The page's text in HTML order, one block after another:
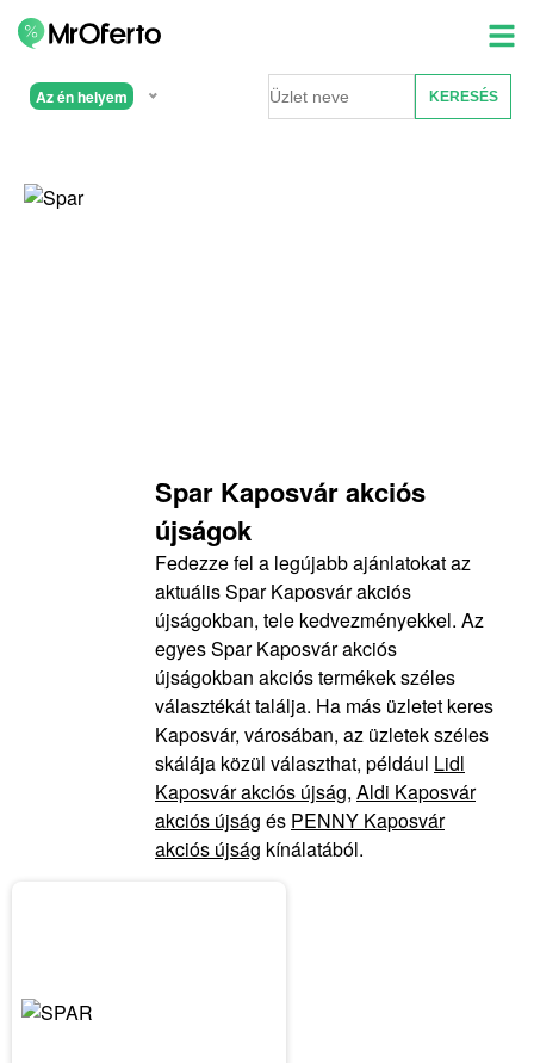
Az én helyem
Spar Kaposvár akciós
újságok
Fedezze fel a legújabb ajánlatokat az
aktuális Spar Kaposvár akciós
újságokban, tele kedvezményekkel. Az
egyes Spar Kaposvár akciós
újságokban akciós termékek széles
választékát találja. Ha más üzletet keres
Kaposvár, városában, az üzletek széles
skálája közül választhat, például Lidl
Kaposvár akciós újság, Aldi Kaposvár
akciós újság és PENNY Kaposvár
akciós újság kínálatából.